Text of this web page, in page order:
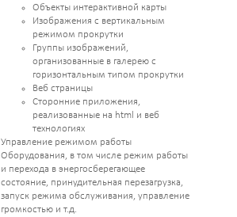
Объекты интерактивной карты
Изображения с вертикальным
режимом прокрутки
Группы изображений,
организованные в галерею с
горизонтальным типом прокрутки
Веб страницы
Сторонние приложения,
реализованные на html и веб
технологиях
Управление режимом работы
Оборудования, в том числе режим работы
и перехода в энергосберегающее
состояние, принудительная перезагрузка,
запуск режима обслуживания, управление
громкостью и т.д.